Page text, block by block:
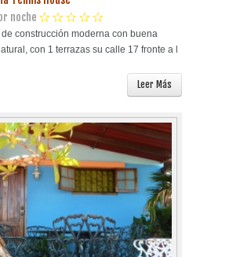
noche
de construcción moderna con buena
con 1 terrazas su calle 17 fronte a l
Leer Más